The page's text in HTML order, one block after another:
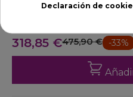
Microondas inox
Ref: 19-P158122
318,85 €475,90 € -33%
Declaración de